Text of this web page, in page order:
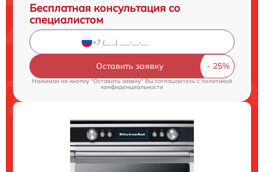
Бесплатная консультация со
специалистом
Оставить заявку
Нажимая на кнопку "Оставить заявку" Вы соглашаетесь cполитикой
конфиденциальности